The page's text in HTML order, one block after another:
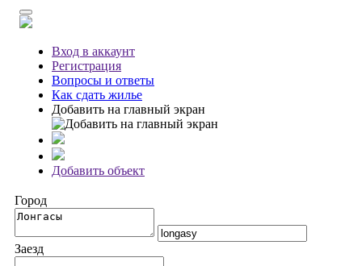
Вход в аккаунт
Регистрация
Вопросы и ответы
Как сдать жилье
Добавить на главный экран
Добавить объект
Город
Заезд